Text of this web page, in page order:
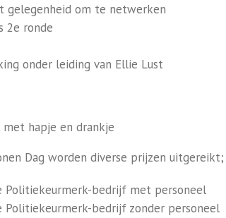
gelegenheid om te netwerken
2e ronde
onder leiding van Ellie Lust
hapje en drankje
Dag worden diverse prijzen uitgereikt;
Politiekeurmerk-bedrijf met personeel
Politiekeurmerk-bedrijf zonder personeel